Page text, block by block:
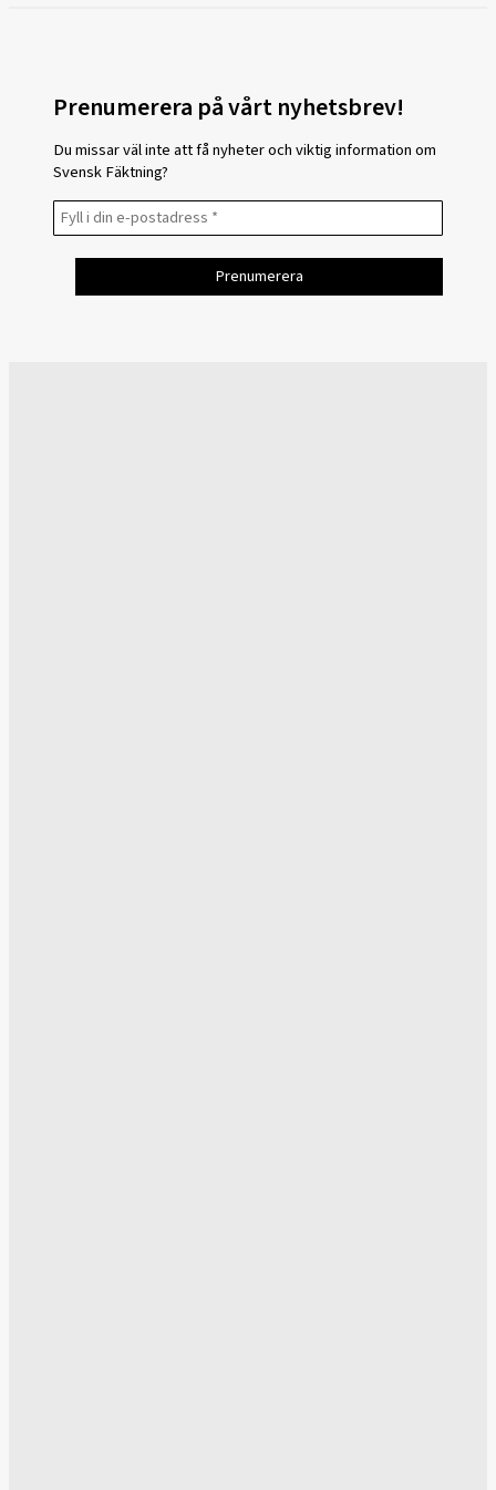
Prenumerera på vårt nyhetsbrev!
Du missar väl inte att få nyheter och viktig information om
Svensk Fäktning?